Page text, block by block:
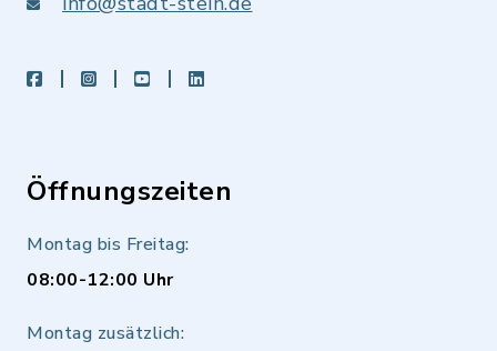
facebookinstagramyoutubeLinkedIn
Öffnungszeiten
Montag bis Freitag:
08:00-12:00 Uhr
Montag zusätzlich: